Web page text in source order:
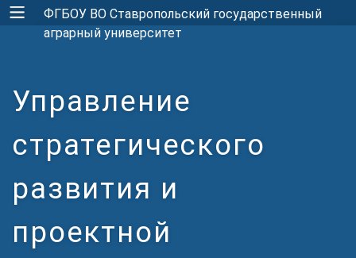
ФГБОУ ВО Ставропольский государственный
аграрный университет
Управление
стратегического
развития и
проектной